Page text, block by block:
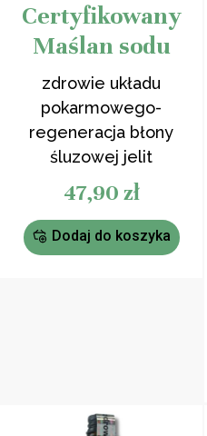
Certyfikowany
Maślan sodu
zdrowie układu
pokarmowego-
regeneracja błony
śluzowej jelit
47,90 zł
Dodaj do koszyka